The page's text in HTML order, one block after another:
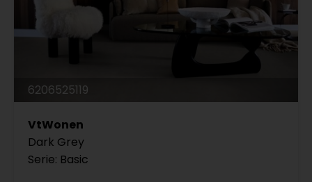
6206525119
VtWonen
Dark Grey
Serie: Basic